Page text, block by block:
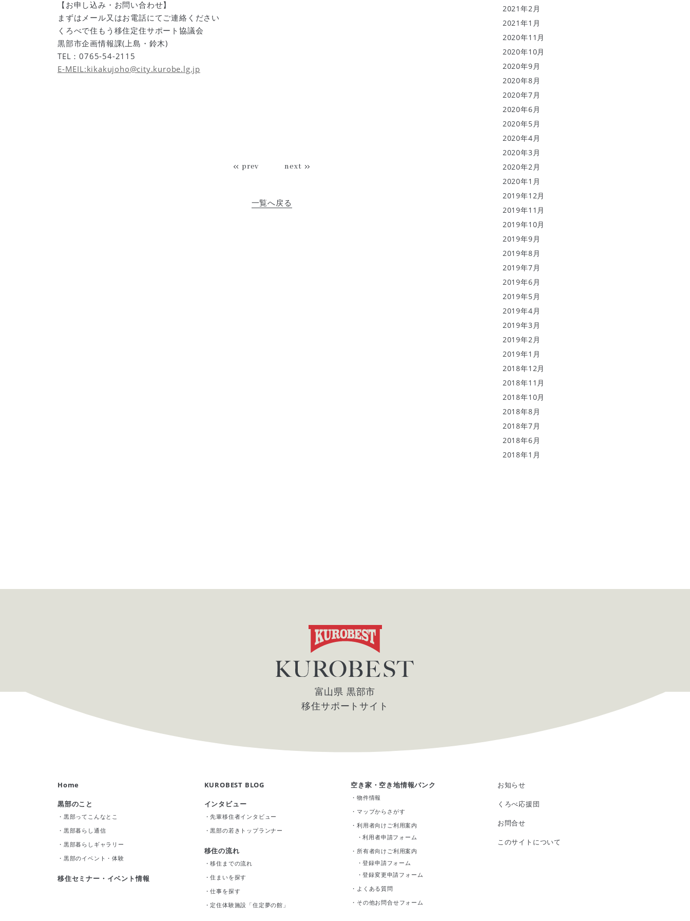
【お申し込み・お問い合わせ】
まずはメール又はお電話にてご連絡ください
くろべで住もう移住定住サポート協議会
黒部市企画情報課(上島・鈴木)
TEL：0765-54-2115
E-MEIL:kikakujoho@city.kurobe.lg.jp
prev next
一覧へ戻る
2021年2月
2021年1月
2020年11月
2020年10月
2020年9月
2020年8月
2020年7月
2020年6月
2020年5月
2020年4月
2020年3月
2020年2月
2020年1月
2019年12月
2019年11月
2019年10月
2019年9月
2019年8月
2019年7月
2019年6月
2019年5月
2019年4月
2019年3月
2019年2月
2019年1月
2018年12月
2018年11月
2018年10月
2018年8月
2018年7月
2018年6月
2018年1月
富山県 黒部市
移住サポートサイト
Home
黒部のこと
・ 黒部ってこんなとこ
・ 黒部暮らし通信
・ 黒部暮らしギャラリー
・ 黒部のイベント・体験
移住セミナー・イベント情報
KUROBEST BLOG
インタビュー
・先輩移住者インタビュー
・黒部の若きトップランナー
移住の流れ
・移住までの流れ
・住まいを探す
・仕事を探す
・ 定住体験施設「住定夢の館」
空き家・空き地情報バンク
・ 物件情報
・ マップからさがす
・ 利用者向けご利用案内
・利用者申請フォーム
・ 所有者向けご利用案内
・登録申請フォーム
・登録変更申請フォーム
・ よくある質問
・ その他お問合せフォーム
お知らせ
くろべ応援団
お問合せ
このサイトについて